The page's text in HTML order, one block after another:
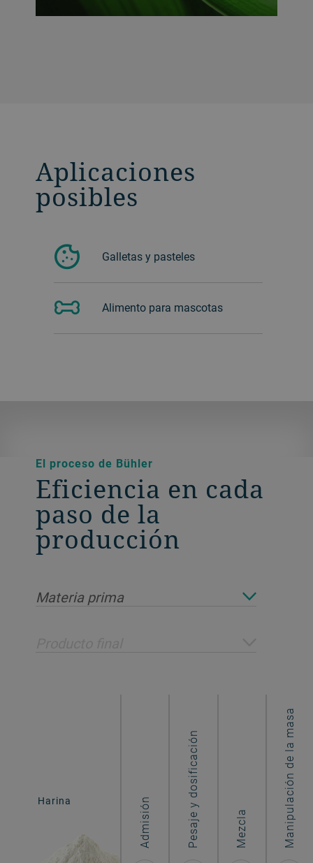
Aplicaciones
posibles
Galletas y pasteles
Alimento para mascotas
El proceso de Bühler
Eficiencia en cada
paso de la
producción
Materia prima
Harina Admisión Pesaje y dosificación Mezcla Manipulación de la masa